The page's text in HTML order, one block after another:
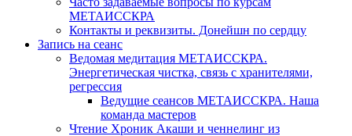
МЕТАИССКРА
Контакты и реквизиты. Донейшн по сердцу
Запись на сеанс
Ведомая медитация МЕТАИССКРА.
Энергетическая чистка, связь с хранителями,
регрессия
Ведущие сеансов МЕТАИССКРА. Наша
команда мастеров
Чтение Хроник Акаши и ченнелинг из